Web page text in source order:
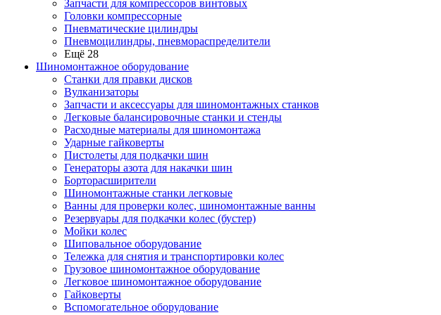
Запчасти для компрессоров винтовых
Головки компрессорные
Пневматические цилиндры
Пневмоцилиндры, пневмораспределители
Ещё 28
Шиномонтажное оборудование
Станки для правки дисков
Вулканизаторы
Запчасти и аксессуары для шиномонтажных станков
Легковые балансировочные станки и стенды
Расходные материалы для шиномонтажа
Ударные гайковерты
Пистолеты для подкачки шин
Генераторы азота для накачки шин
Борторасширители
Шиномонтажные станки легковые
Ванны для проверки колес, шиномонтажные ванны
Резервуары для подкачки колес (бустер)
Мойки колес
Шиповальное оборудование
Тележка для снятия и транспортировки колес
Грузовое шиномонтажное оборудование
Легковое шиномонтажное оборудование
Гайковерты
Вспомогательное оборудование